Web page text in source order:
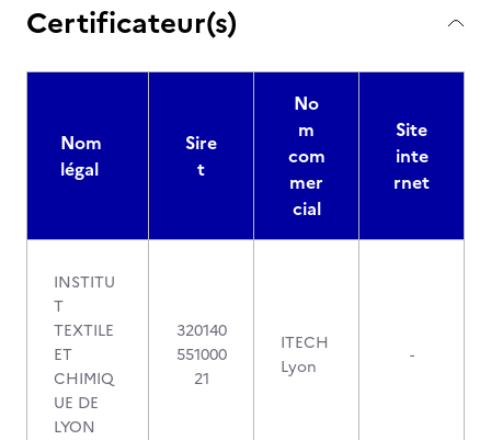
Certificateur(s)
Nom
légal
Sire
t
No
m
com
mer
cial
Site
inte
rnet
INSTITU
T
TEXTILE
ET
CHIMIQ
UE DE
LYON
320140
551000
21
ITECH
Lyon
-